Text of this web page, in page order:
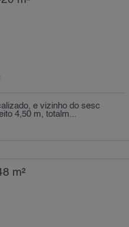
e vizinho do sesc
4,50 m, totalm...
m²